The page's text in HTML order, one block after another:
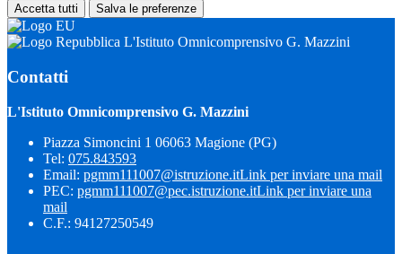
Accetta tutti Salva le preferenze
L'Istituto Omnicomprensivo G. Mazzini
Contatti
L'Istituto Omnicomprensivo G. Mazzini
Piazza Simoncini 1 06063 Magione (PG)
Tel: 075.843593
Email: pgmm111007@istruzione.itLink per inviare una mail
PEC: pgmm111007@pec.istruzione.itLink per inviare una
mail
C.F.: 94127250549